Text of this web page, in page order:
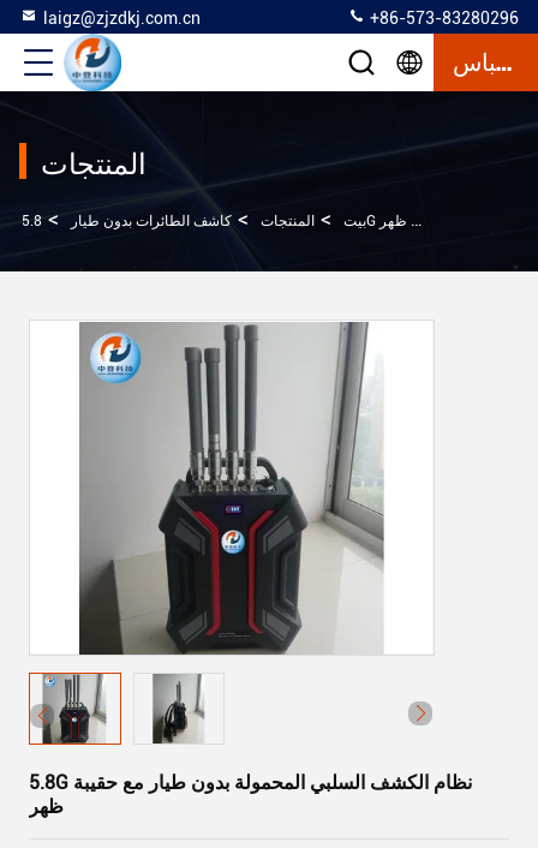
laigz@zjzdkj.com.cn +86-573-83280296
إقتباس
المنتجات
بيت > المنتجات > كاشف الطائرات بدون طيار > 5.8G نظام الكشف السلبي المحمولة بدون طيار مع حقيبة ظهر
5.8G نظام الكشف السلبي المحمولة بدون طيار مع حقيبة
ظهر